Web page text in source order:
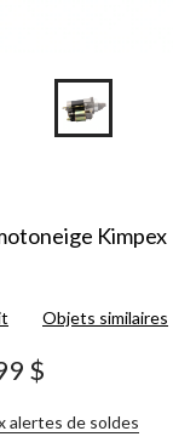
Kimpex
Objets similaires
$
alertes de soldes